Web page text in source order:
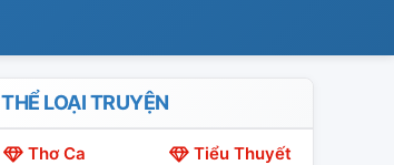
THỂ LOẠI TRUYỆN
Thơ Ca Tiểu Thuyết